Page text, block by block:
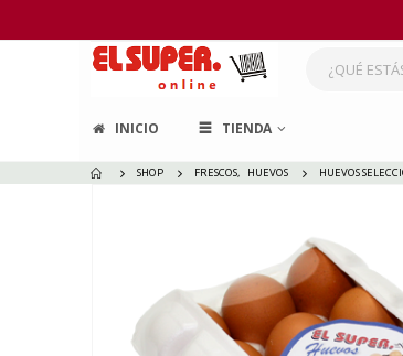
INICIO TIENDA
SHOP FRESCOS, HUEVOS HUEVOS